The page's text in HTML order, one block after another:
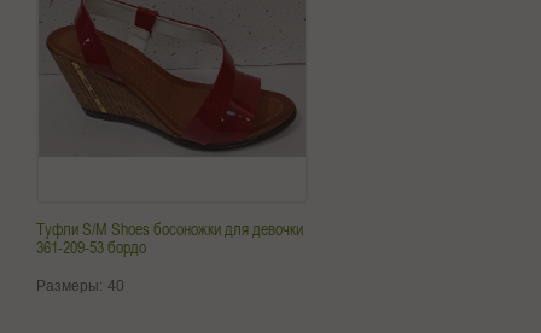
Туфли S/M Shoes босоножки для девочки
361-209-53 бордо
Размеры: 40